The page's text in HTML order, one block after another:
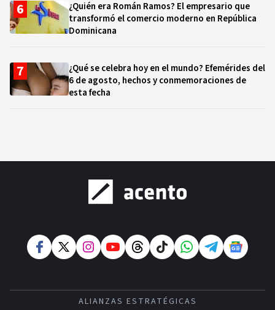
¿Quién era Román Ramos? El empresario que
transformó el comercio moderno en República
Dominicana
¿Qué se celebra hoy en el mundo? Efemérides del
6 de agosto, hechos y conmemoraciones de
esta fecha
ALIANZAS ESTRATÉGICAS